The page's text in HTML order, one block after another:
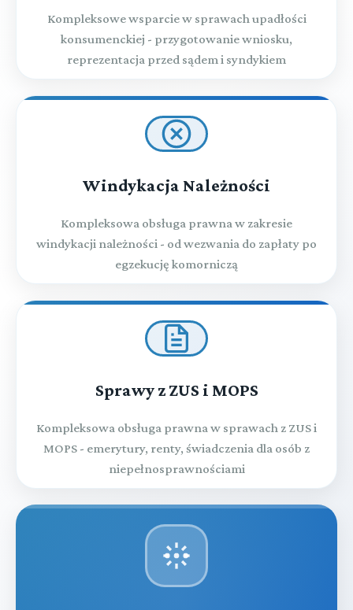
Kompleksowe wsparcie w sprawach upadłości
konsumenckiej - przygotowanie wniosku,
reprezentacja przed sądem i syndykiem
Windykacja Należności
Kompleksowa obsługa prawna w zakresie
windykacji należności - od wezwania do zapłaty po
egzekucję komorniczą
Sprawy z ZUS i MOPS
Kompleksowa obsługa prawna w sprawach z ZUS i
MOPS - emerytury, renty, świadczenia dla osób z
niepełnosprawnościami